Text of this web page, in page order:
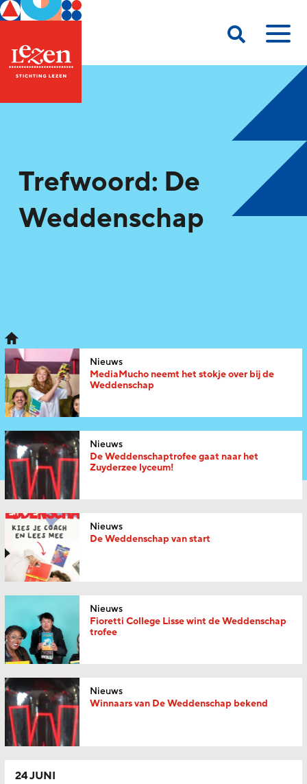
Trefwoord: De
Weddenschap
Nieuws
MediaMucho neemt het stokje over bij de
Weddenschap
Nieuws
De Weddenschaptrofee gaat naar het
Zuyderzee lyceum!
Nieuws
De Weddenschap van start
Nieuws
Fioretti College Lisse wint de Weddenschap
trofee
Nieuws
Winnaars van De Weddenschap bekend
24 JUNI